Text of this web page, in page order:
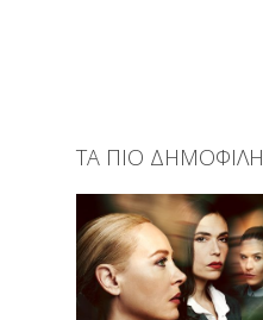
ΤΑ ΠΙΟ ΔΗΜΟΦΙΛΗ